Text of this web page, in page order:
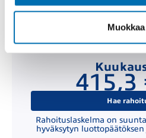
Muokkaa
415,3
Hae
Rahoituslaskelma on
hyväksytyn